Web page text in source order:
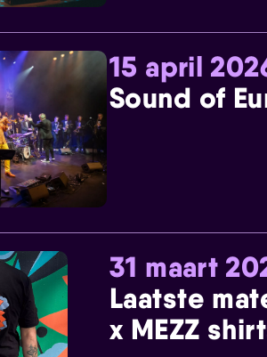
15 april
Sound of
31 maart
Laatste
x MEZZ